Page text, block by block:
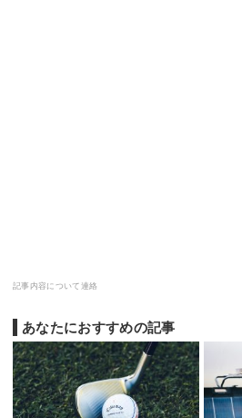
記事内容について連絡
あなたにおすすめの記事